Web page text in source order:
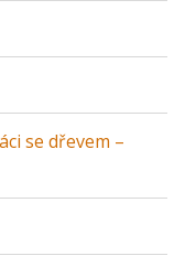
se dřevem –